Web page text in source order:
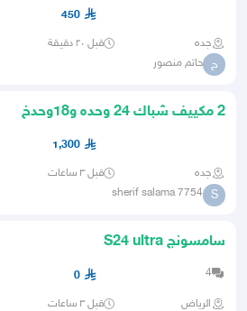
450
جده قبل ٢٠ دقيقة
ح حاتم منصور
2 مكييف شباك 24 وحده و18وحدخ
1,300
جده قبل ٣ ساعات
S
sherif salama 7754
سامسونج S24 ultra
4
0
الرياض قبل ٣ ساعات